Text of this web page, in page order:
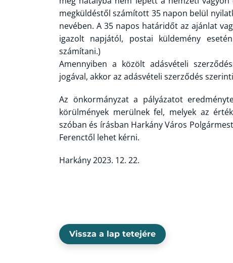
megküldéstől számított 35 napon belül
nevében. A 35 napos határidőt az ajánlat
igazolt napjától, postai küldemény
számítani.)
Amennyiben a közölt adásvételi
jogával, akkor az adásvételi szerződés
Az önkormányzat a pályázatot
körülmények merülnek fel, melyek az
szóban és írásban Harkány Város
Ferenctől lehet kérni.
Harkány 2023. 12. 22.
Vissza a lap tetejére